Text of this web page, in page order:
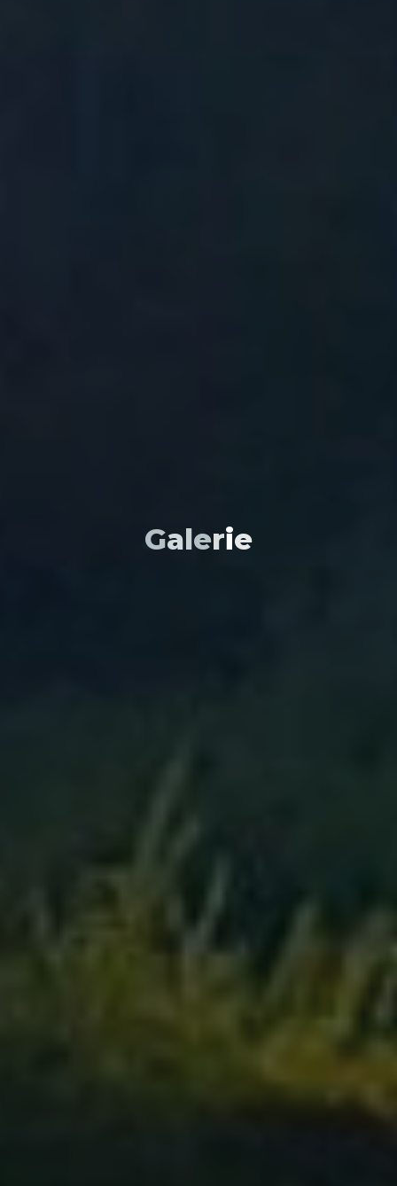
Galerie